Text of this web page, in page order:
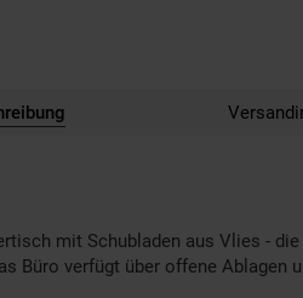
mit Schubladen aus Vlies -
Büro verfügt über offene